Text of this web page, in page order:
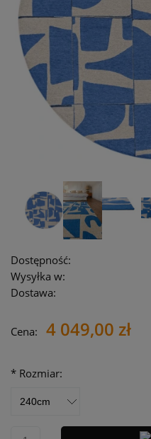
Dostępność:
Wysyłka w:
Dostawa:
Cena nie zawiera
Cena: 4 049,00 zł
* Rozmiar: